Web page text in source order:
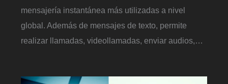
mensajería instantánea más utilizadas a nivel
global. Además de mensajes de texto, permite
realizar llamadas, videollamadas, enviar audios,…